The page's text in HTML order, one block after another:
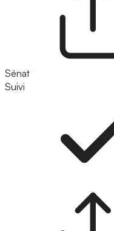
Sénat
Suivi